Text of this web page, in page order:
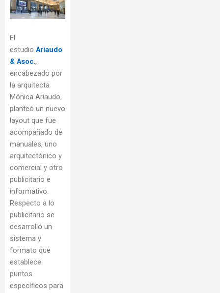
El
estudio Ariaudo
& Asoc.,
encabezado por
la arquitecta
Mónica Ariaudo,
planteó un nuevo
layout que fue
acompañado de
manuales, uno
arquitectónico y
comercial y otro
publicitario e
informativo.
Respecto a lo
publicitario se
desarrolló un
sistema y
formato que
establece
puntos
específicos para